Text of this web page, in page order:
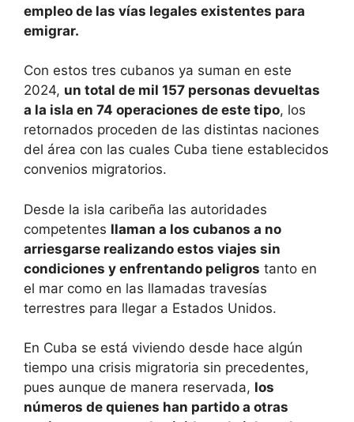
empleo de las vías legales existentes para
emigrar.
Con estos tres cubanos ya suman en este
2024, un total de mil 157 personas devueltas
a la isla en 74 operaciones de este tipo, los
retornados proceden de las distintas naciones
del área con las cuales Cuba tiene establecidos
convenios migratorios.
Desde la isla caribeña las autoridades
competentes llaman a los cubanos a no
arriesgarse realizando estos viajes sin
condiciones y enfrentando peligros tanto en
el mar como en las llamadas travesías
terrestres para llegar a Estados Unidos.
En Cuba se está viviendo desde hace algún
tiempo una crisis migratoria sin precedentes,
pues aunque de manera reservada, los
números de quienes han partido a otras